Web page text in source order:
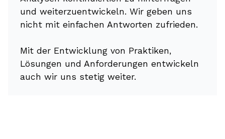
und weiterzuentwickeln. Wir geben uns
nicht mit einfachen Antworten zufrieden.
Mit der Entwicklung von Praktiken,
Lösungen und Anforderungen entwickeln
auch wir uns stetig weiter.